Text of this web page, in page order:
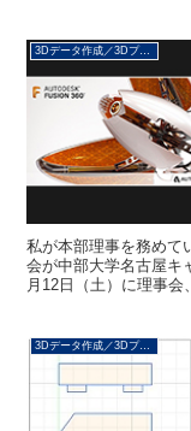
3Dデータ作成／3Dプリント
私が本部理事を務めて
会が中部大学名古屋キ
月12日（土）に理事会
3Dデータ作成／3Dプリント